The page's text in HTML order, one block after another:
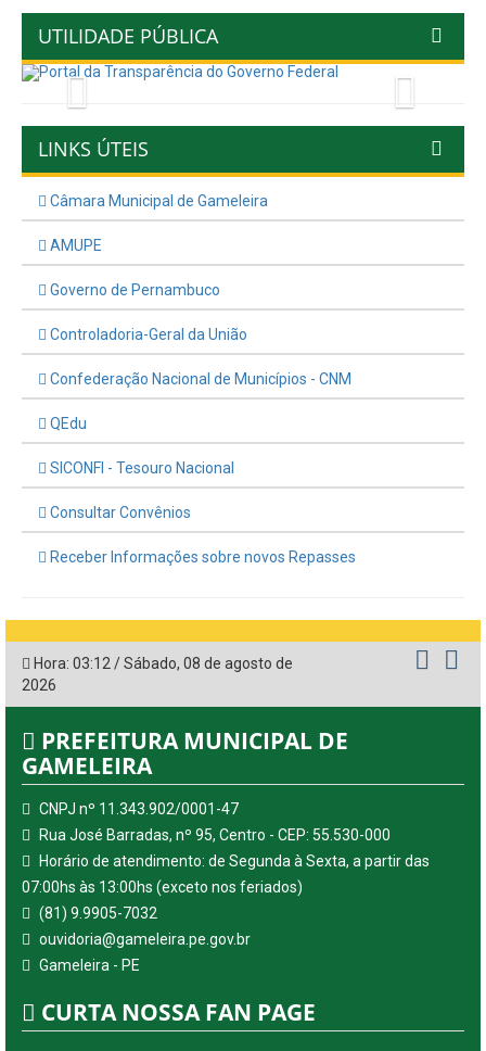
UTILIDADE PÚBLICA
Previous
LINKS ÚTEIS
Câmara Municipal de Gameleira
AMUPE
Governo de Pernambuco
Controladoria-Geral da União
Confederação Nacional de Municípios - CNM
QEdu
SICONFI - Tesouro Nacional
Consultar Convênios
Receber Informações sobre novos Repasses
Hora: 03:12/Sábado, 08 de agosto de
2026
PREFEITURA MUNICIPAL DE
GAMELEIRA
CNPJ nº 11.343.902/0001-47
Rua José Barradas, nº 95, Centro - CEP: 55.530-000
Horário de atendimento: de Segunda à Sexta, a partir das
07:00hs às 13:00hs (exceto nos feriados)
(81) 9.9905-7032
ouvidoria@gameleira.pe.gov.br
Gameleira - PE
CURTA NOSSA FAN PAGE